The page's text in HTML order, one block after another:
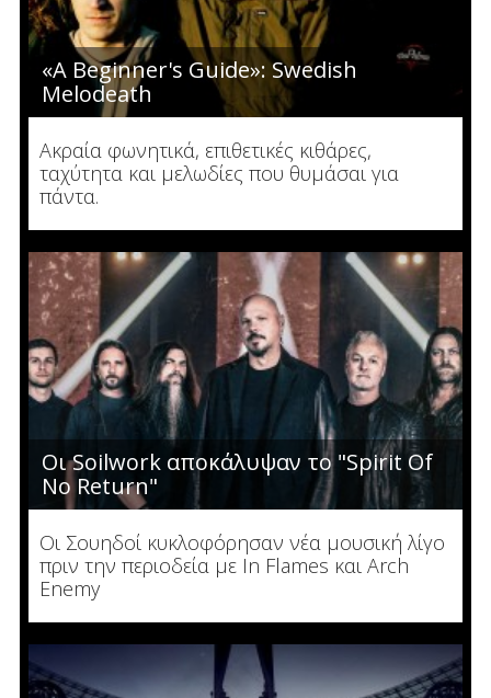
«A Beginner's Guide»: Swedish
Melodeath
Ακραία φωνητικά, επιθετικές κιθάρες,
ταχύτητα και μελωδίες που θυμάσαι για
πάντα.
Οι Soilwork αποκάλυψαν το "Spirit Of
No Return"
Οι Σουηδοί κυκλοφόρησαν νέα μουσική λίγο
πριν την περιοδεία με In Flames και Arch
Enemy